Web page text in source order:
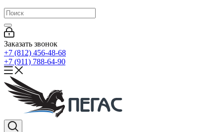
Заказать звонок
+7 (812) 456-48-68
+7 (911) 788-64-90